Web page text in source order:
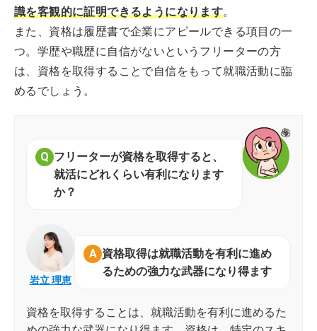
識を客観的に証明できるようになります。
また、資格は履歴書で企業にアピールできる項目の一
つ。学歴や職歴に自信がないというフリーターの方
は、資格を取得することで自信をもって就職活動に臨
めるでしょう。
フリーターが資格を取得すると、
就活にどれくらい有利になります
か？
岩立 理恵
資格取得は就職活動を有利に進め
るための強力な武器になり得ます
資格を取得することは、就職活動を有利に進めるた